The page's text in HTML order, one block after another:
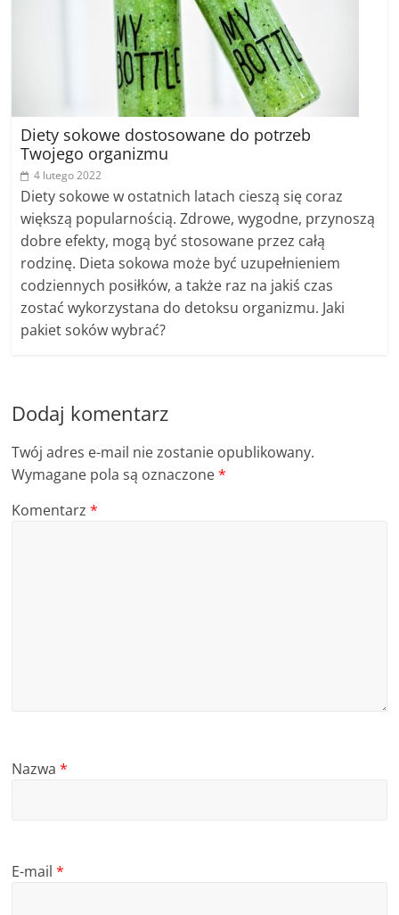
Diety sokowe dostosowane do potrzeb
Twojego organizmu
4 lutego 2022
Diety sokowe w ostatnich latach cieszą się coraz
większą popularnością. Zdrowe, wygodne, przynoszą
dobre efekty, mogą być stosowane przez całą
rodzinę. Dieta sokowa może być uzupełnieniem
codziennych posiłków, a także raz na jakiś czas
zostać wykorzystana do detoksu organizmu. Jaki
pakiet soków wybrać?
Dodaj komentarz
Twój adres e-mail nie zostanie opublikowany.
Wymagane pola są oznaczone*
Komentarz*
Nazwa*
E-mail*